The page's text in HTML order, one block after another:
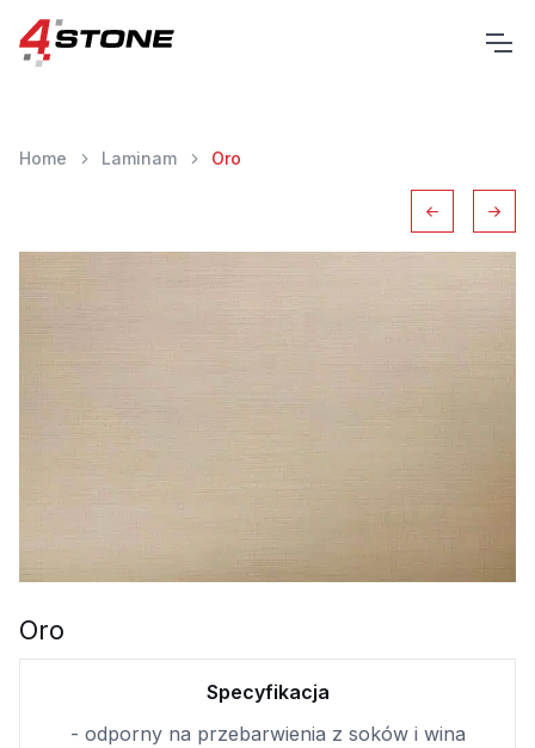
Home Laminam Oro
Oro
Specyfikacja
- odporny na przebarwienia z soków i wina